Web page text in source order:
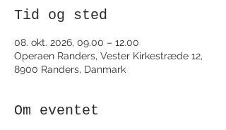
Tid og sted
08. okt. 2026, 09.00 – 12.00
Operaen Randers, Vester Kirkestræde 12,
8900 Randers, Danmark
Om eventet